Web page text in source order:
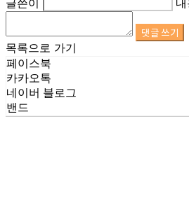
글쓴이
내
댓글 쓰기
목록으로 가기
페이스북
카카오톡
네이버 블로그
밴드